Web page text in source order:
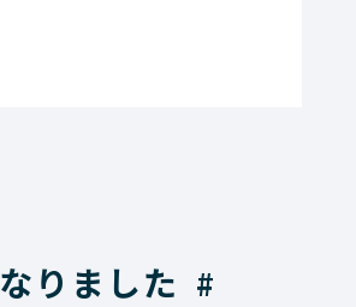
りました #